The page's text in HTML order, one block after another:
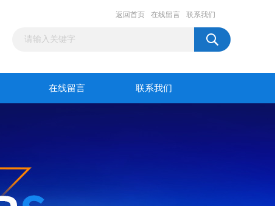
返回首页 在线留言 联系我们
在线留言 联系我们